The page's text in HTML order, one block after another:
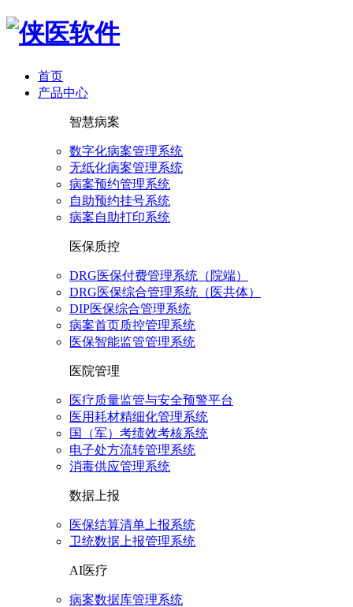
首页
产品中心
智慧病案
数字化病案管理系统
无纸化病案管理系统
病案预约管理系统
自助预约挂号系统
病案自助打印系统
医保质控
DRG医保付费管理系统（院端）
DRG医保综合管理系统（医共体）
DIP医保综合管理系统
病案首页质控管理系统
医保智能监管管理系统
医院管理
医疗质量监管与安全预警平台
医用耗材精细化管理系统
国（军）考绩效考核系统
电子处方流转管理系统
消毒供应管理系统
数据上报
医保结算清单上报系统
卫统数据上报管理系统
AI医疗
病案数据库管理系统